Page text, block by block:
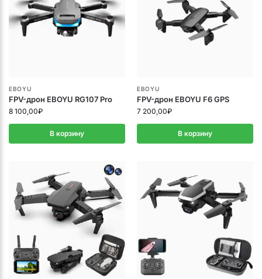
EBOYU
FPV-дрон EBOYU RG107 Pro
8 100,00₽
В корзину
EBOYU
FPV-дрон EBOYU F6 GPS
7 200,00₽
В корзину